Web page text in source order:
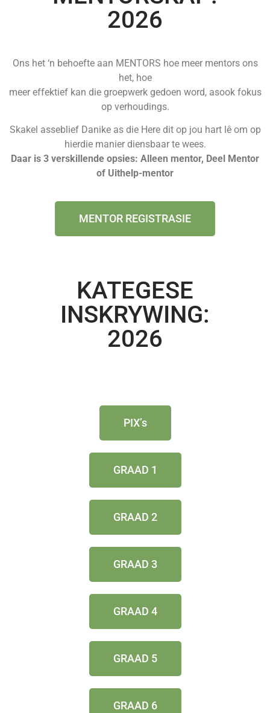
2026
Ons het ‘n behoefte aan MENTORS hoe meer mentors ons
het, hoe
meer effektief kan die groepwerk gedoen word, asook fokus
op verhoudings.
Skakel asseblief Danike as die Here dit op jou hart lê om op
hierdie manier diensbaar te wees.
Daar is 3 verskillende opsies: Alleen mentor, Deel Mentor
of Uithelp-mentor
MENTOR REGISTRASIE
KATEGESE
INSKRYWING:
2026
PIX’s
GRAAD 1
GRAAD 2
GRAAD 3
GRAAD 4
GRAAD 5
GRAAD 6